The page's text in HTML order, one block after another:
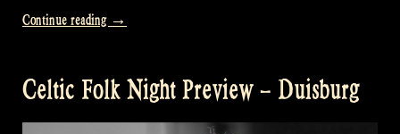
Continue reading „3
Preview
–
→
Celtic Folk Night Preview – Duisburg